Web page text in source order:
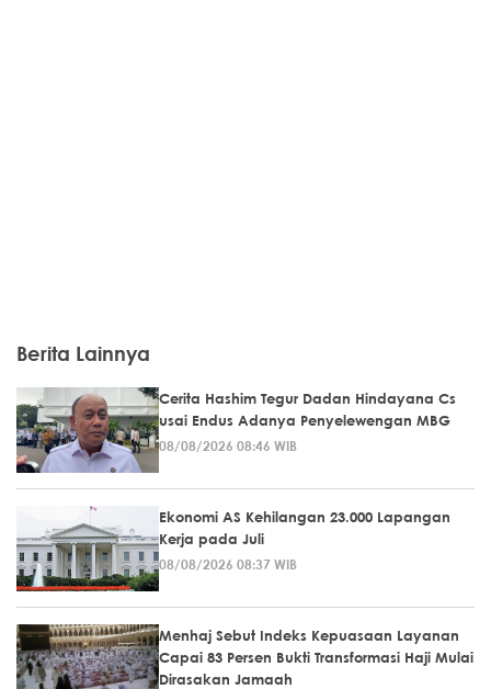
Berita Lainnya
Cerita Hashim Tegur Dadan Hindayana Cs
usai Endus Adanya Penyelewengan MBG
08/08/2026 08:46 WIB
Ekonomi AS Kehilangan 23.000 Lapangan
Kerja pada Juli
08/08/2026 08:37 WIB
Menhaj Sebut Indeks Kepuasaan Layanan
Capai 83 Persen Bukti Transformasi Haji Mulai
Dirasakan Jamaah